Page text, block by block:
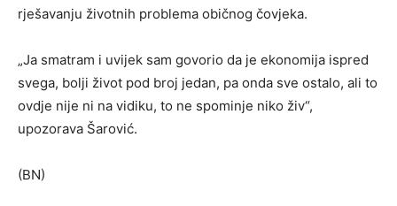
rješavanju životnih problema običnog čovjeka.
„Ja smatram i uvijek sam govorio da je ekonomija ispred
svega, bolji život pod broj jedan, pa onda sve ostalo, ali to
ovdje nije ni na vidiku, to ne spominje niko živ“,
upozorava Šarović.
(BN)